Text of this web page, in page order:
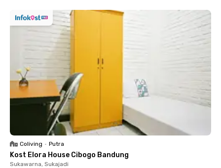
Coliving • Putra
Kost Elora House Cibogo Bandung
Sukawarna, Sukajadi